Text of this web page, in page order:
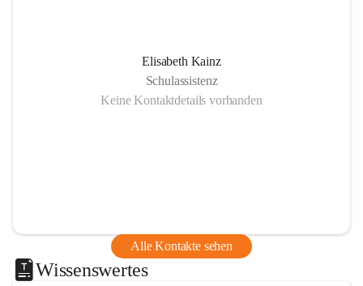
Elisabeth Kainz
Schulassistenz
Keine Kontaktdetails vorhanden
Alle Kontakte sehen
Wissenswertes